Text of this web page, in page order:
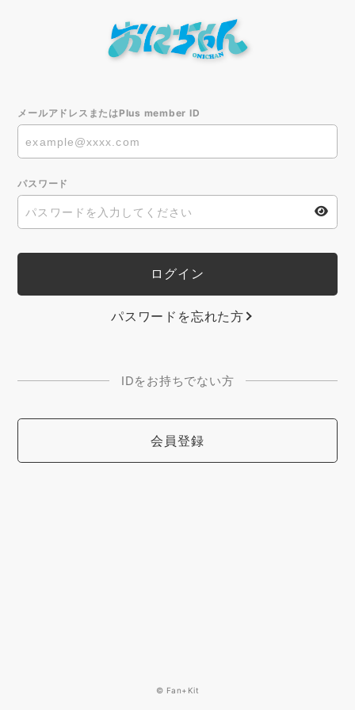
メールアドレスまたはPlus member ID
パスワード
パスワードを忘れた方
IDをお持ちでない方
会員登録
© Fan+Kit